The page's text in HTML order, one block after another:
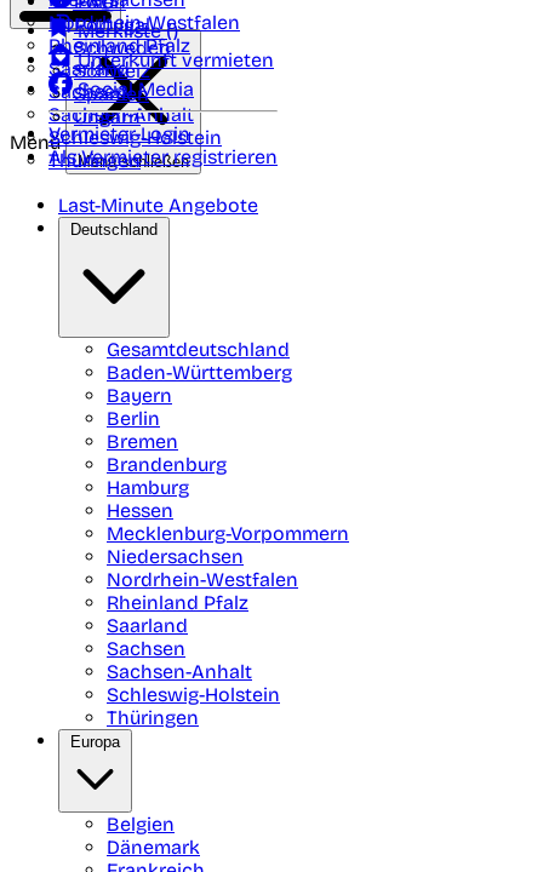
Nordrhein-Westfalen
Rheinland Pfalz
Saarland
Sachsen
Sachsen-Anhalt
Schleswig-Holstein
Thüringen
Portugal
Schweden
Schweiz
Spanien
Ungarn
Merkliste ()
Unterkunft vermieten
Social Media
Vermieter-Login
Als Vermieter registrieren
Menü
Menü schließen
Last-Minute Angebote
Deutschland
Gesamtdeutschland
Baden-Württemberg
Bayern
Berlin
Bremen
Brandenburg
Hamburg
Hessen
Mecklenburg-Vorpommern
Niedersachsen
Nordrhein-Westfalen
Rheinland Pfalz
Saarland
Sachsen
Sachsen-Anhalt
Schleswig-Holstein
Thüringen
Europa
Belgien
Dänemark